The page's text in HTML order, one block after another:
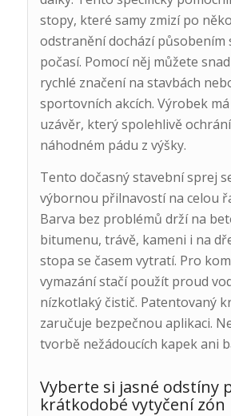
stopy, které samy zmizí po
odstranění dochází působením
počasí. Pomocí něj můžete
rychlé značení na stavbách
sportovních akcích. Výrobek
uzávěr, který spolehlivě
náhodném pádu z výšky.
Tento dočasný stavební sprej
výbornou přilnavostí na celou
Barva bez problémů drží na
bitumenu, trávě, kameni i na
stopa se časem vytratí. Pro
vymazání stačí použít proud
nízkotlaký čistič. Patentovaný
zaručuje bezpečnou aplikaci.
tvorbě nežádoucích kapek ani
Vyberte si jasné odstíny
krátkodobé vytyčení zón